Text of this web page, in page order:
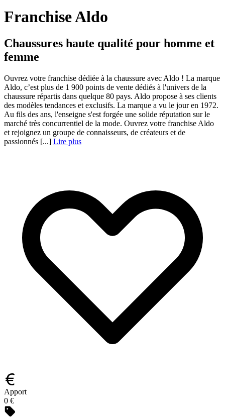
Franchise Aldo
Chaussures haute qualité pour homme et
femme
Ouvrez votre franchise dédiée à la chaussure avec Aldo ! La marque
Aldo, c’est plus de 1 900 points de vente dédiés à l'univers de la
chaussure répartis dans quelque 80 pays. Aldo propose à ses clients
des modèles tendances et exclusifs. La marque a vu le jour en 1972.
Au fils des ans, l'enseigne s'est forgée une solide réputation sur le
marché très concurrentiel de la mode. Ouvrez votre franchise Aldo
et rejoignez un groupe de connaisseurs, de créateurs et de
passionnés [...] Lire plus
Apport
0 €